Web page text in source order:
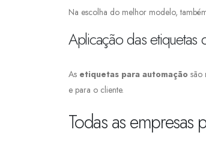
Na escolha do melhor modelo,
Aplicação das etiquetas
As etiquetas para automação são
e para o cliente.
Todas as